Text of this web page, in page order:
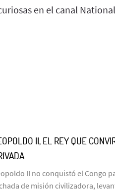
en el canal
II, EL REY QUE
II no conquistó el Congo
de misión civilizadora,